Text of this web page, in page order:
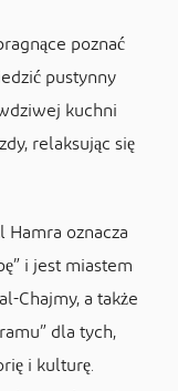
poznać
pustynny
kuchni
relaksując się
Hamra oznacza
i jest miastem
Chajmy, a także
dla tych,
i kulturę.